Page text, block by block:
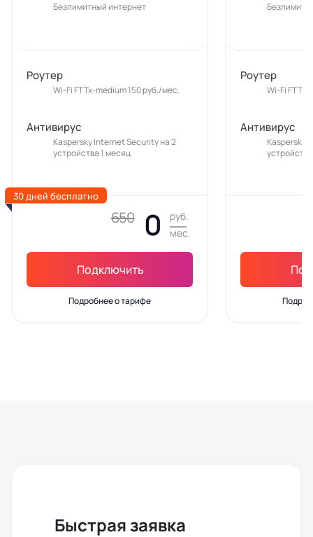
Безлимитный интернет
Роутер
Wi-Fi FTTx-medium 150 руб./мес.
Антивирус
Kaspersky Internet Security на 2
устройства 1 месяц
650 0
руб.
мес.
Подключить
Подробнее о тарифе
30 дней бесплатно
Роутер
Wi-Fi
Антивирус
Kaspersky
Быстрая заявка